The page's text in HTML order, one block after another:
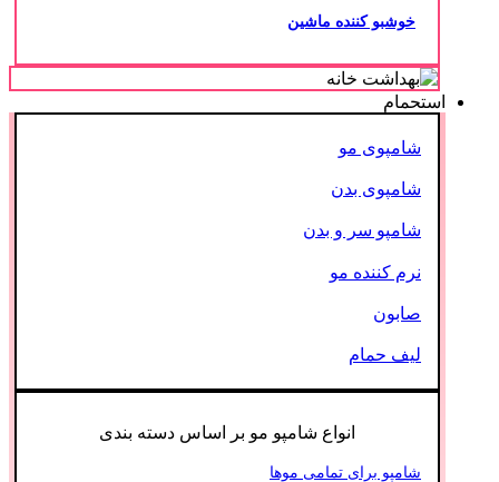
خوشبو کننده ماشین
استحمام
شامپوی مو
شامپوی بدن
شامپو سر و بدن
نرم کننده مو
صابون
لیف حمام
انواع شامپو مو بر اساس دسته بندی
شامپو برای تمامی موها